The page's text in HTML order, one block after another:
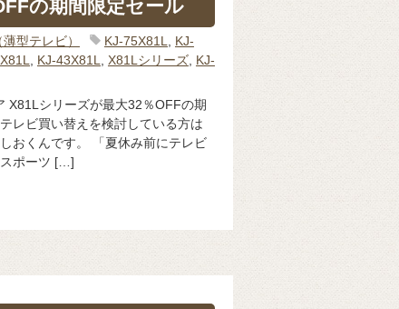
の期間限定セール
型テレビ） KJ-75X81L
KJ-
KJ-43X81L X81Lシリーズ, KJ-
X81Lシリーズが最大32％OFFの期
レビ買い替えを検討している方は
おくんです。 「夏休み前にテレビ
スポーツ […]